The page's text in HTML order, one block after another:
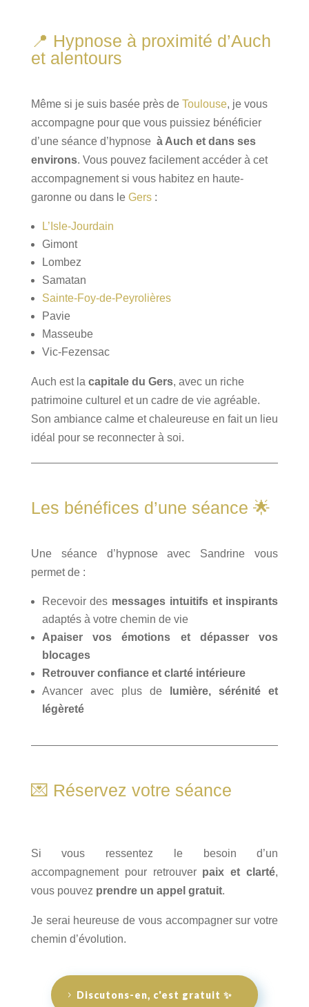
📍 Hypnose à proximité d’Auch
et alentours
Même si je suis basée près de Toulouse, je vous
accompagne pour que vous puissiez bénéficier
d’une séance d’hypnose à Auch et dans ses
environs. Vous pouvez facilement accéder à cet
accompagnement si vous habitez en haute-
garonne ou dans le Gers:
L’Isle‑Jourdain
Gimont
Lombez
Samatan
Sainte-Foy-de-Peyrolières
Pavie
Masseube
Vic‑Fezensac
Auch est la capitale du Gers, avec un riche
patrimoine culturel et un cadre de vie agréable.
Son ambiance calme et chaleureuse en fait un lieu
idéal pour se reconnecter à soi.
Les bénéfices d’une séance 🌟
Une séance d’hypnose avec Sandrine vous
permet de :
Recevoir des messages intuitifs et inspirants
adaptés à votre chemin de vie
Apaiser vos émotions et dépasser vos
blocages
Retrouver confiance et clarté intérieure
Avancer avec plus de
lumière, sérénité et
légèreté
💌 Réservez votre séance
Si vous ressentez le besoin d’un
accompagnement pour retrouver paix et clarté,
vous pouvez prendre un appel gratuit.
Je serai heureuse de vous accompagner sur votre
chemin d’évolution.
Discutons-en, c'est gratuit ✨